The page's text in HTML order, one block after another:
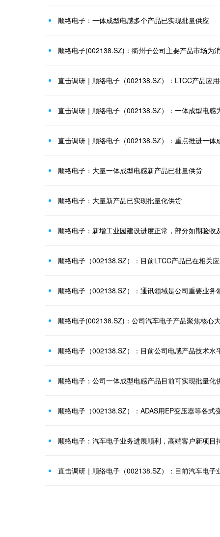
顺络电子：一体成型电感多个产品已实现批量供应
顺络电子(002138.SZ)：衢州子公司主要产品市场为
顺络电子：大量一体成型电感新产品已批量供货
顺络电子：大量新产品已实现批量化供货
顺络电子：新增工业园建设进度正常，部分如期验收
顺络电子（002138.SZ）：目前LTCC产品已在相关
顺络电子（002138.SZ）：通讯领域是公司重要业务
顺络电子(002138.SZ)：公司汽车电子产品聚焦核心
顺络电子：公司一体成型电感产品目前可实现批量化
顺络电子：汽车电子业务进展顺利，高端客户新项目